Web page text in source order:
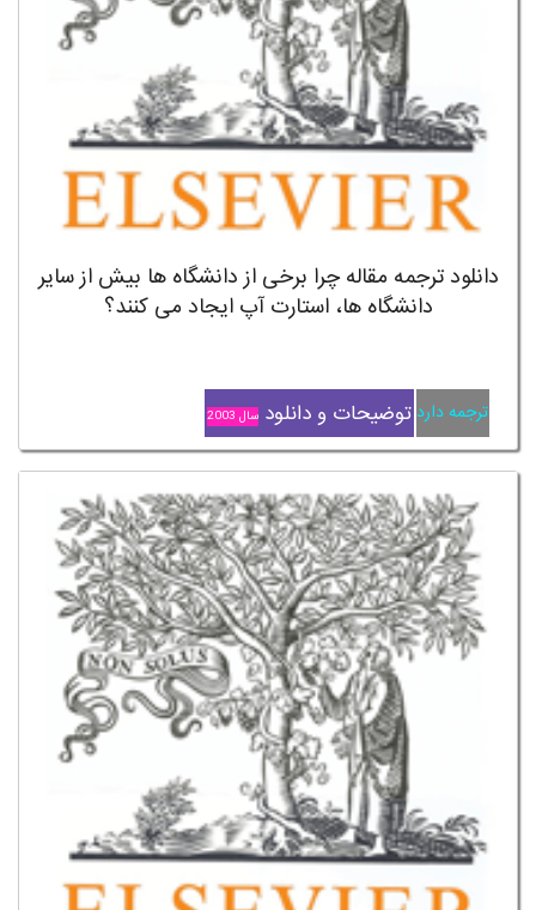
دانلود ترجمه مقاله چرا برخی از دانشگاه ها بیش از سایر
دانشگاه ها، استارت آپ ایجاد می کنند؟
ترجمه دارد توضیحات و دانلود سال 2003